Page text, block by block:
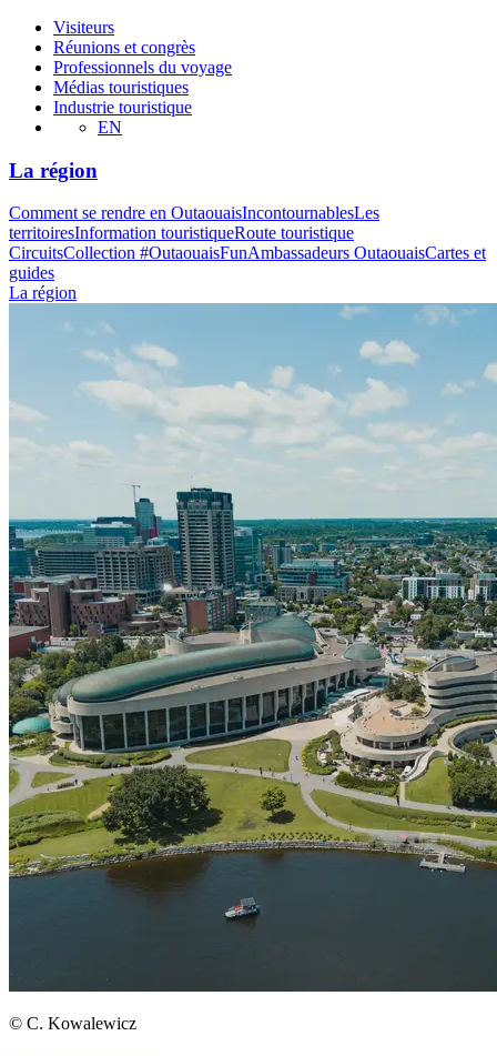
Visiteurs
Réunions et congrès
Professionnels du voyage
Médias touristiques
Industrie touristique
EN
La région
Comment se rendre en OutaouaisIncontournablesLes
territoiresInformation touristiqueRoute touristique
CircuitsCollection #OutaouaisFunAmbassadeurs OutaouaisCartes et
guides
La région
© C. Kowalewicz